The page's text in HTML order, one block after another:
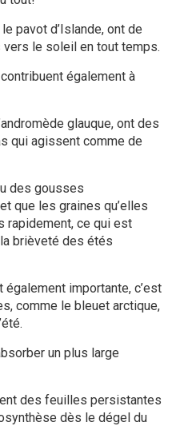
pavot d’Islande, ont de
le soleil en tout temps.
également à
glauque, ont des
qui agissent comme de
des gousses
que les graines qu’elles
rapidement, ce qui est
brièveté des étés
importante, c’est
comme le bleuet arctique,
un plus large
des feuilles persistantes
dès le dégel du